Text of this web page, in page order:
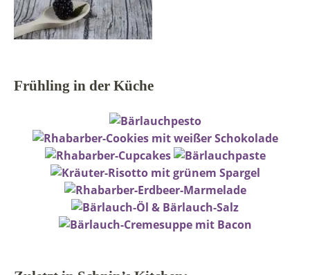
Frühling in der Küche